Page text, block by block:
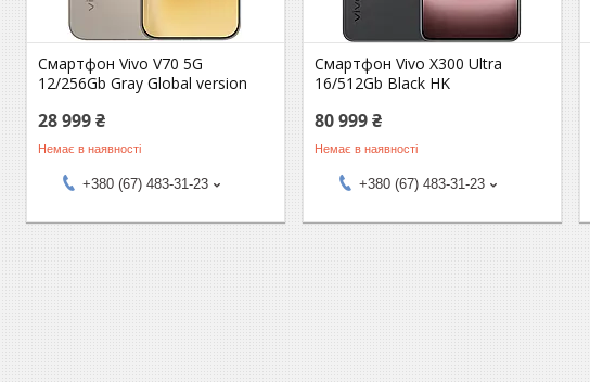
Смартфон Vivo V70 5G
12/256Gb Gray Global version
28 999 ₴
Немає в наявності
+380 (67) 483-31-23
Смартфон Vivo X300 Ultra
16/512Gb Black HK
80 999 ₴
Немає в наявності
+380 (67) 483-31-23